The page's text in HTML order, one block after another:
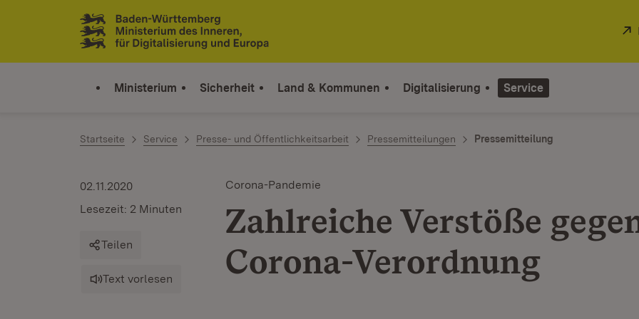
Zum Inhalt springen
Link zur Startseite
Ministerium Sicherheit Land & Kommunen Digitalisierung Service
Startseite Service Presse- und Öffentlichkeitsarbeit Pressemitteilungen Pressemitteilung
Corona-Pandemie
Zahlreiche Verstöße
Corona-Verordnung
02.11.2020
Lesezeit: 2 Minuten
Teilen
Text vorlesen